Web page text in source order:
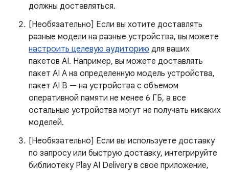
должны доставляться.
[Необязательно] Если вы хотите доставлять
разные модели на разные устройства, вы можете
настроить целевую аудиторию для ваших
пакетов AI. Например, вы можете доставлять
пакет AI A на определенную модель устройства,
пакет AI B — на устройства с объемом
оперативной памяти не менее 6 ГБ, а все
остальные устройства могут не получать никаких
моделей.
[Необязательно] Если вы используете доставку
по запросу или быструю доставку, интегрируйте
библиотеку Play AI Delivery в свое приложение,